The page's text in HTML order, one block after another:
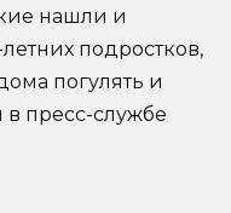
нашли и
подростков,
погулять и
пресс-службе